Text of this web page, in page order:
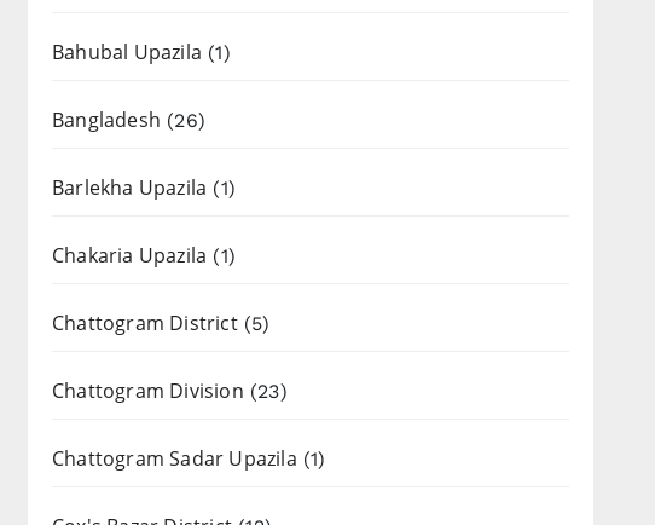
Bahubal Upazila (1)
Bangladesh (26)
Barlekha Upazila (1)
Chakaria Upazila (1)
Chattogram District(5)
Chattogram Division (23)
Chattogram Sadar Upazila (1)